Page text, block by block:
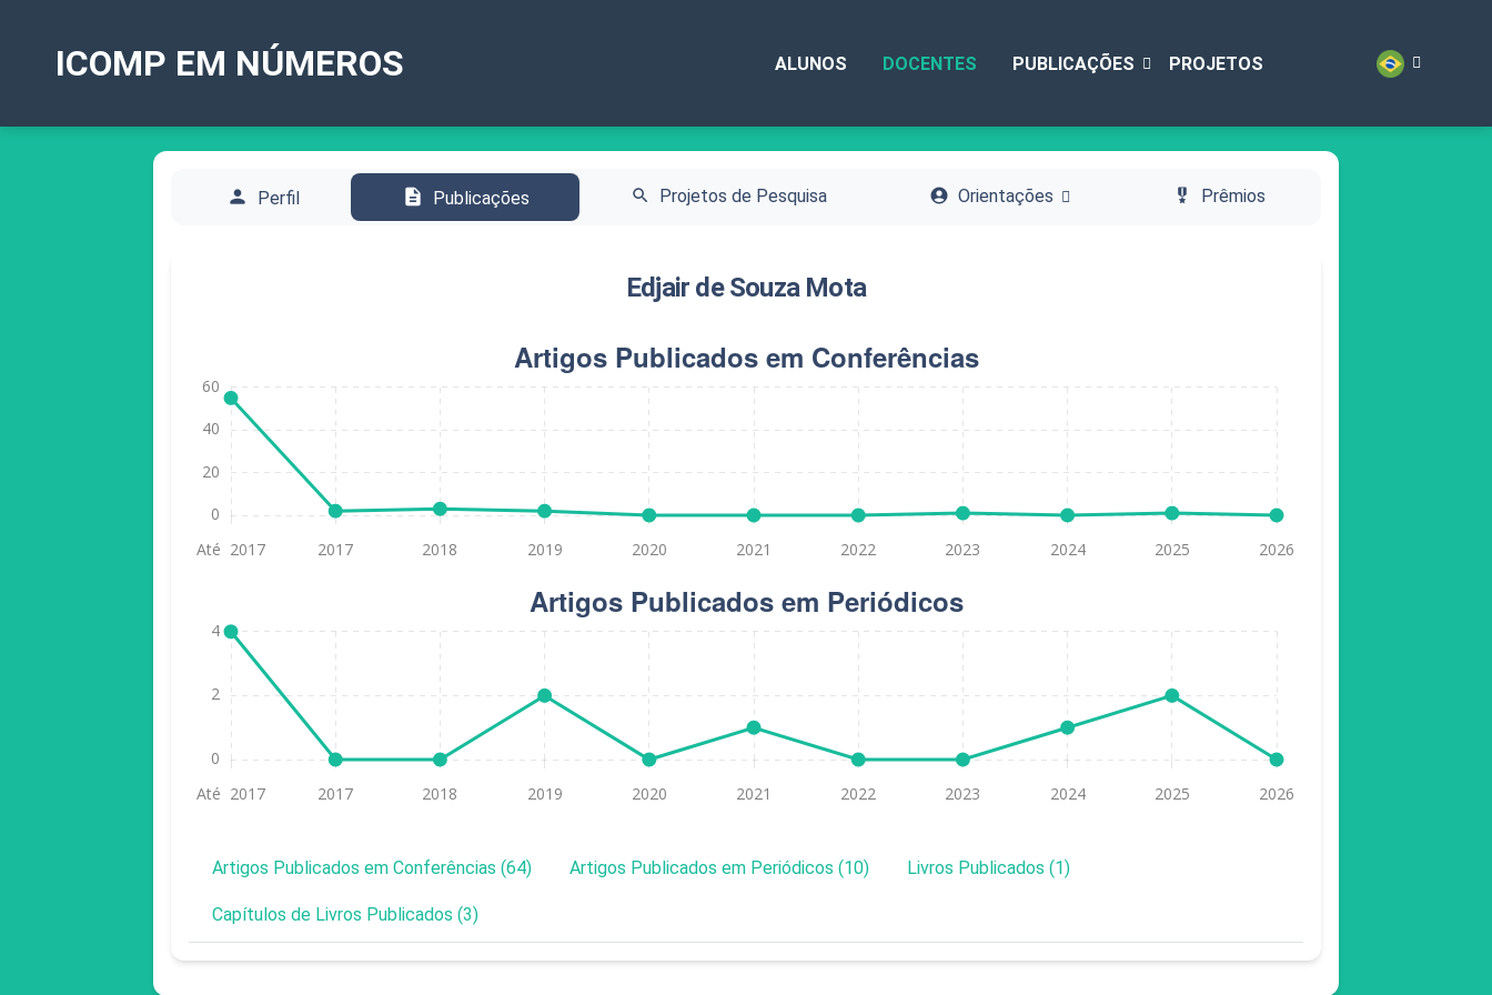
ICOMP EM NÚMEROS ALUNOS DOCENTES PUBLICAÇÕES PROJETOS
person Perfil description Publicações search Projetos de Pesquisa account_circle Orientações military_tech Prêmios
Edjair de Souza Mota
Artigos Publicados em Conferências (64) Artigos Publicados em Periódicos (10) Livros Publicados (1)
Capítulos de Livros Publicados (3)